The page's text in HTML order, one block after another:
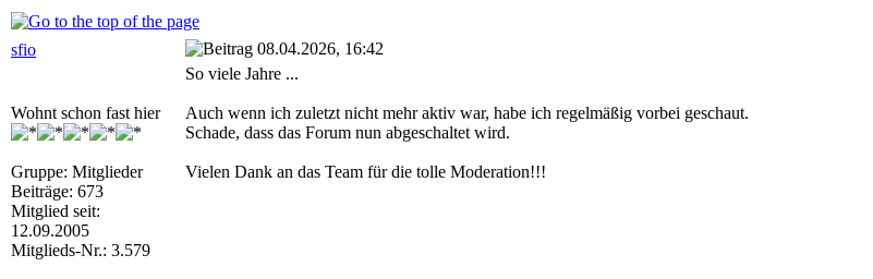
sfio 08.04.2026, 16:42
Wohnt schon fast hier
Gruppe: Mitglieder
Beiträge: 673
Mitglied seit:
12.09.2005
Mitglieds-Nr.: 3.579
So viele Jahre ...
Auch wenn ich zuletzt nicht mehr aktiv war, habe ich regelmäßig vorbei geschaut.
Schade, dass das Forum nun abgeschaltet wird.
Vielen Dank an das Team für die tolle Moderation!!!